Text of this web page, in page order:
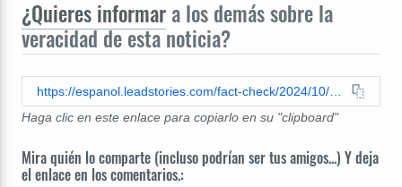
¿Quieres informar a los demás sobre la
veracidad de esta noticia?
https://espanol.leadstories.com/fact-check/2024/10/verificacion-de-datos-letitia-james-no-prision-mentir-juez.html
Haga clic en este enlace para copiarlo en su "clipboard"
Mira quién lo comparte (incluso podrían ser tus amigos...) Y deja
el enlace en los comentarios.: